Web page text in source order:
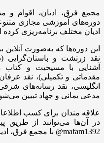
مجمع فرق، ادیان، اقوام و
دوره‌های آموزشی مجازی
ادیان مختلف برنامه‌ریزی
این دوره‌ها که به‌صورت
نقد زرتشت و باستان‌گرایی
آشنایی با مسیحیت و
مقدماتی و تکمیلی)، نقد
انگلیسی، نقد رسانه‌های
مدعی یمانی و جهاد تبیین
علاقه مندان برای کسب
در آن‌ها می‌توانند از طریق
mafam1392@ با مجمع فرق، ادیان، اقوام و مذاهب در ارتباط باشند.